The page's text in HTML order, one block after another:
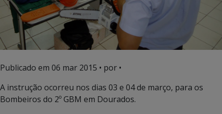
Publicado em 06 mar 2015 • por •
A instrução ocorreu nos dias 03 e 04 de março, para os
Bombeiros do 2º GBM em Dourados.